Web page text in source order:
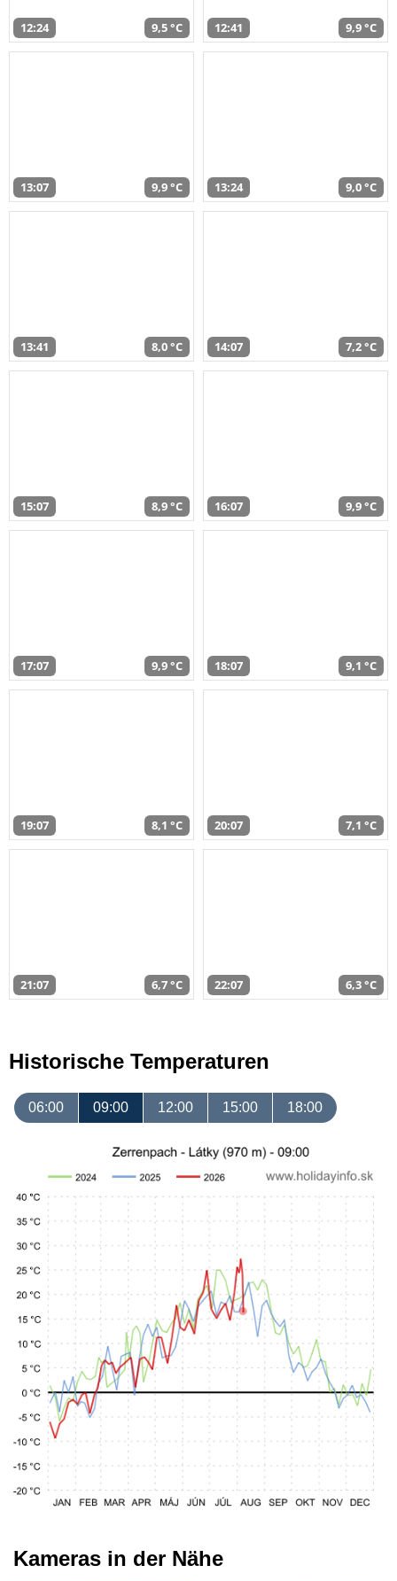
12:24 9,5 °C 12:41 9,9 °C
13:07 9,9 °C 13:24 9,0 °C
13:41 8,0 °C 14:07 7,2 °C
15:07 8,9 °C 16:07 9,9 °C
17:07 9,9 °C 18:07 9,1 °C
19:07 8,1 °C 20:07 7,1 °C
21:07 6,7 °C 22:07 6,3 °C
Historische Temperaturen
06:00 09:00 12:00 15:00 18:00
Kameras in der Nähe